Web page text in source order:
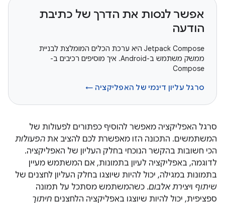
אפשר לנסות את הדרך של כתיבת
הודעה
‫Jetpack Compose היא ערכת הכלים המומלצת לבניית
ממשק משתמש ב-Android. איך מוסיפים רכיבים ב-
Compose
סרגל עליון דינמי של האפליקציה ←
סרגל האפליקציה מאפשר להוסיף כפתורים לפעולות של
המשתמשים. התכונה הזו מאפשרת לכם להציב את הפעולות
הכי חשובות בהקשר הנוכחי בחלק העליון של האפליקציה.
לדוגמה, באפליקציה לעיון בתמונות, אם המשתמש מעיין
בתמונות במגילה, יכול להיות שיוצגו בחלק העליון לחצנים של
שיתוף ויצירת אלבום. כשהמשתמש מסתכל על תמונה
ספציפית, יכול להיות שיוצגו באפליקציה הלחצנים חיתוך